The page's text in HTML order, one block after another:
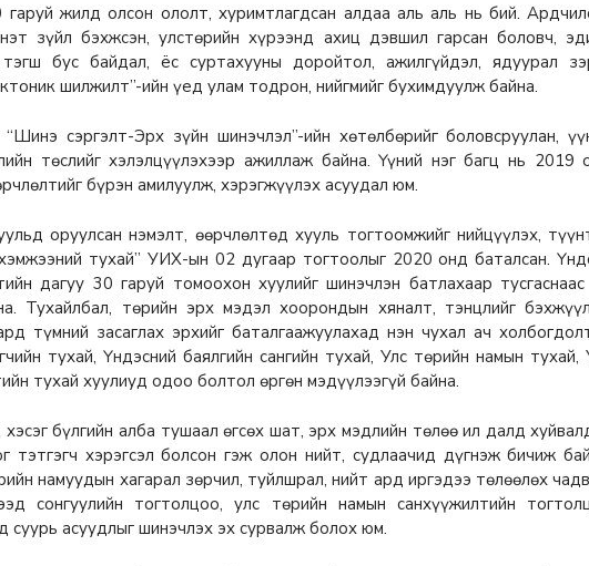
гаруй жилд олсон ололт, хуримтлагдсан алдаа аль аль нь бий.
зүйл бэхжсэн, улстөрийн хүрээнд ахиц дэвшил гарсан боловч,
бус байдал, ёс суртахууны доройтол, ажилгүйдэл, ядуурал
шилжилт”-ийн үед улам тодрон, нийгмийг бухимдуулж байна.
сэргэлт-Эрх зүйн шинэчлэл”-ийн хөтөлбөрийг боловсруулан,
төслийг хэлэлцүүлэхээр ажиллаж байна. Үүний нэг багц нь 2019
бүрэн амилуулж, хэрэгжүүлэх асуудал юм.
оруулсан нэмэлт, өөрчлөлтөд хууль тогтоомжийг нийцүүлэх,
тухай” УИХ-ын 02 дугаар тогтоолыг 2020 онд баталсан.
дагуу 30 гаруй томоохон хуулийг шинэчлэн батлахаар
Тухайлбал, төрийн эрх мэдэл хоорондын хяналт, тэнцлийг
түмний засаглах эрхийг баталгаажуулахад нэн чухал ач
тухай, Үндэсний баялгийн сангийн тухай, Улс төрийн намын тухай,
тухай хуулиуд одоо болтол өргөн мэдүүлээгүй байна.
бүлгийн алба тушаал өгсөх шат, эрх мэдлийн төлөө ил далд
тэтгэгч хэрэгсэл болсон гэж олон нийт, судлаачид дүгнэж бичиж
намуудын хагарал зөрчил, туйлшрал, нийт ард иргэдээ төлөөлөх
сонгуулийн тогтолцоо, улс төрийн намын санхүүжилтийн
суурь асуудлыг шинэчлэх эх сурвалж болох юм.